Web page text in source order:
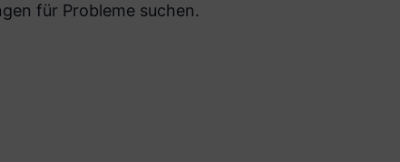
für Probleme suchen.